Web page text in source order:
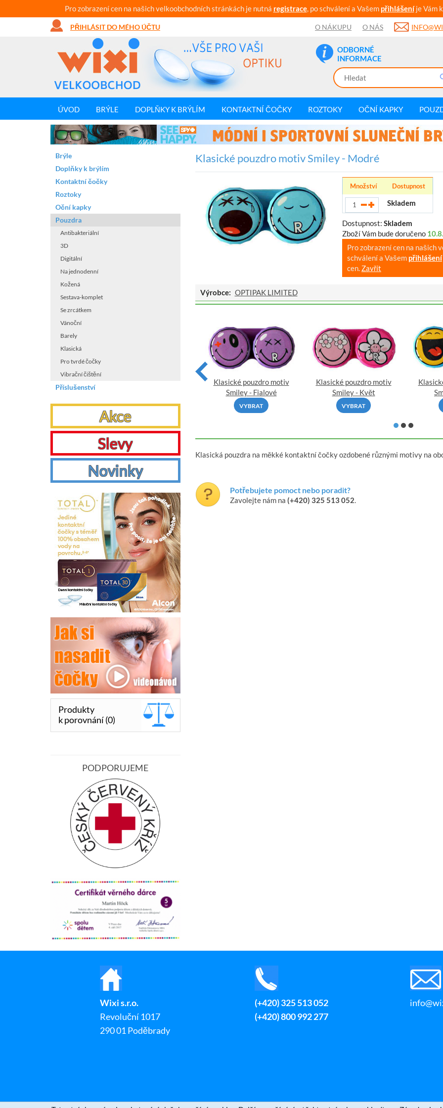
Pro zobrazení cen na našich velkoobchodních stránkách je nutná registrace, po schválení a Vašem přihlášeníje Vám
PŘIHLÁSIT DO MÉHO ÚČTU O NÁKUPU O NÁS
ODBORNÉ
INFORMACE
ÚVOD BRÝLE DOPLŇKY K BRÝLÍM KONTAKTNÍ ČOČKY ROZTOKY OČNÍ KAPKY
Klasické pouzdro motiv Smiley - Modré
Množství Dostupnost
Skladem
Dostupnost: Skladem
Zboží Vám bude doručeno 10.8.
Pro zobrazení cen na našich
schválení a Vašem přihlášení
cen. Zavřít
Výrobce: OPTIPAK LIMITED
Smiley - Srdce
VYBRAT VYBRAT
Klasické pouzdro motiv
Smiley - Fialové
VYBRAT
Klasické pouzdro motiv
Smiley - Květ
VYBRAT
Klasická pouzdra na měkké kontaktní čočky ozdobené různými motivy na
Potřebujete pomoct nebo poradit?
Zavolejte nám na (+420) 325 513 052.
Brýle
Doplňky k brýlím
Kontaktní čočky
Roztoky
Oční kapky
Pouzdra
Antibakteriální
3D
Digitální
Na jednodenní
Kožená
Sestava-komplet
Se zrcátkem
Vánoční
Barely
Klasická
Pro tvrdé čočky
Vibrační čištění
Příslušenství
Akce
Slevy
Novinky
Produkty
k porovnání (0)
PODPORUJEME
Wixi s.r.o.
Revoluční 1017
290 01 Poděbrady
(+420) 325 513 052
(+420) 800 992 277